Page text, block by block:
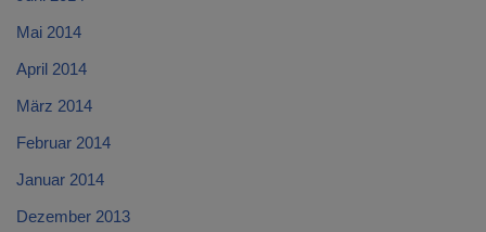
Mai 2014
April 2014
März 2014
Februar 2014
Januar 2014
Dezember 2013